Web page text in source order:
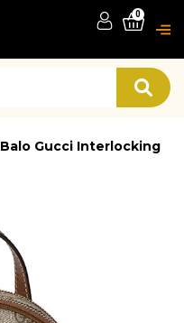
0
Balo Gucci Interlocking